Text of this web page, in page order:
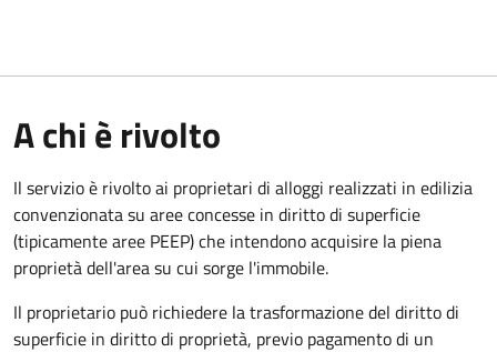
A chi è rivolto
Il servizio è rivolto ai proprietari di alloggi realizzati in edilizia
convenzionata su aree concesse in diritto di superficie
(tipicamente aree PEEP) che intendono acquisire la piena
proprietà dell'area su cui sorge l'immobile.
Il proprietario può richiedere la trasformazione del diritto di
superficie in diritto di proprietà, previo pagamento di un